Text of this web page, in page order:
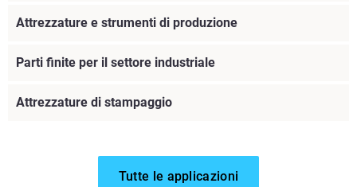
Attrezzature e strumenti di produzione
Parti finite per il settore industriale
Attrezzature di stampaggio
Tutte le applicazioni